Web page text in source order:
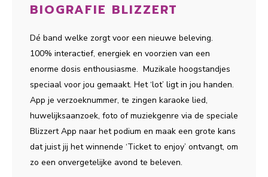
BIOGRAFIE BLIZZERT
Dé band welke zorgt voor een nieuwe beleving.
100% interactief, energiek en voorzien van een
enorme dosis enthousiasme. Muzikale hoogstandjes
speciaal voor jou gemaakt. Het ‘lot’ ligt in jou handen.
App je verzoeknummer, te zingen karaoke lied,
huwelijksaanzoek, foto of muziekgenre via de speciale
Blizzert App naar het podium en maak een grote kans
dat juist jij het winnende ‘Ticket to enjoy’ ontvangt, om
zo een onvergetelijke avond te beleven.